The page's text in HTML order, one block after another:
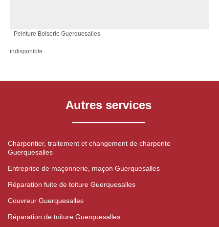
Peinture Boiserie Guerquesalles
indisponible
Autres services
Charpentier, traitement et changement de charpente
Guerquesalles
Entreprise de maçonnerie, maçon Guerquesalles
Réparation fuite de toiture Guerquesalles
Couvreur Guerquesalles
Réparation de toiture Guerquesalles